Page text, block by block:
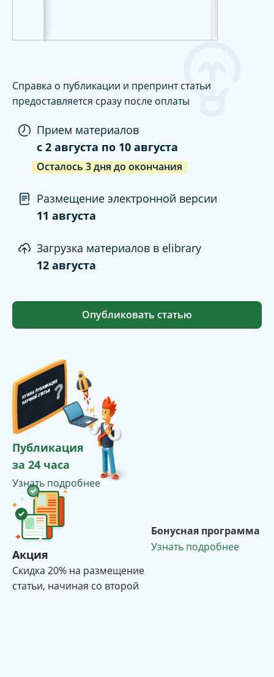
Справка о публикации и препринт статьи
предоставляется сразу после оплаты
Прием материалов
c 2 августа по 10 августа
Осталось 3дня до окончания
Размещение электронной версии
11 августа
Загрузка материалов в elibrary
12 августа
Опубликовать статью
Публикация
за 24 часа
Узнать подробнее
Акция
Cкидка 20% на размещение
статьи, начиная со второй
Бонусная программа
Узнать подробнее